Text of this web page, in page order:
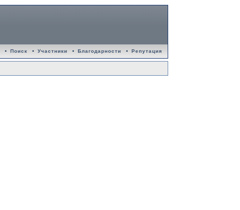
• Поиск • Участники • Благодарности • Репутация